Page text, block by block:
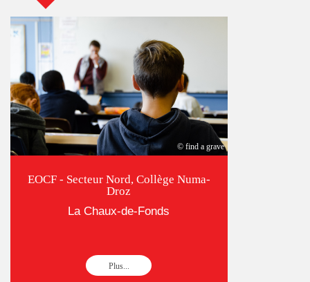
© find a grave
EOCF - Secteur Nord, Collège Numa-
Droz
La Chaux-de-Fonds
Plus...